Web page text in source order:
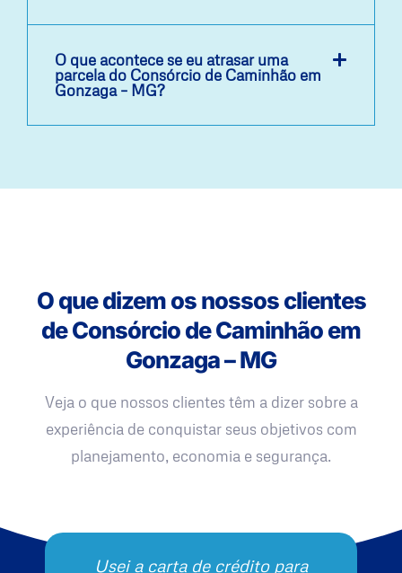
O que acontece se eu atrasar uma
parcela do Consórcio de Caminhão em
Gonzaga – MG?
O que dizem os nossos clientes
de Consórcio de Caminhão em
Gonzaga – MG
Veja o que nossos clientes têm a dizer sobre a
experiência de conquistar seus objetivos com
planejamento, economia e segurança.
Usei a carta de crédito para